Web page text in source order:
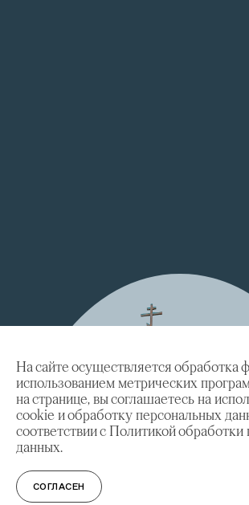
На сайте осуществляется обработка
использованием метрических
на странице, вы соглашаетесь на
cookie и обработку персональных
соответствии с Политикой обработки
данных.
СОГЛАСЕН